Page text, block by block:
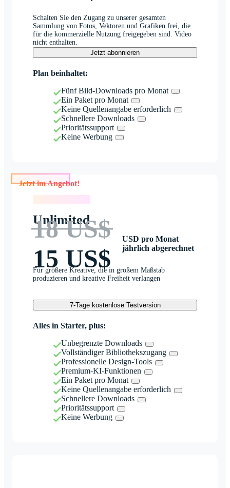
Schalten Sie den Zugang zu unserer gesamten
Sammlung von Fotos, Vektoren und Grafiken frei, die
für die kommerzielle Nutzung freigegeben sind. Video
nicht enthalten.
Jetzt abonnieren
Plan beinhaltet:
Fünf Bild-Downloads pro Monat
Ein Paket pro Monat
Keine Quellenangabe erforderlich
Schnellere Downloads
Prioritätssupport
Keine Werbung
Jetzt im Angebot!
Unlimited
18 US$
15 US$
USD pro Monat
jährlich abgerechnet
Für größere Kreative, die in großem Maßstab
produzieren und kreative Freiheit verlangen
7-Tage kostenlose Testversion
Alles in Starter, plus:
Unbegrenzte Downloads
Vollständiger Bibliothekszugang
Professionelle Design-Tools
Premium-KI-Funktionen
Ein Paket pro Monat
Keine Quellenangabe erforderlich
Schnellere Downloads
Prioritätssupport
Keine Werbung